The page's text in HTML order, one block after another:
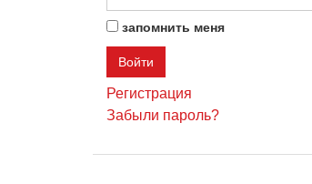
запомнить меня
Регистрация
Забыли пароль?